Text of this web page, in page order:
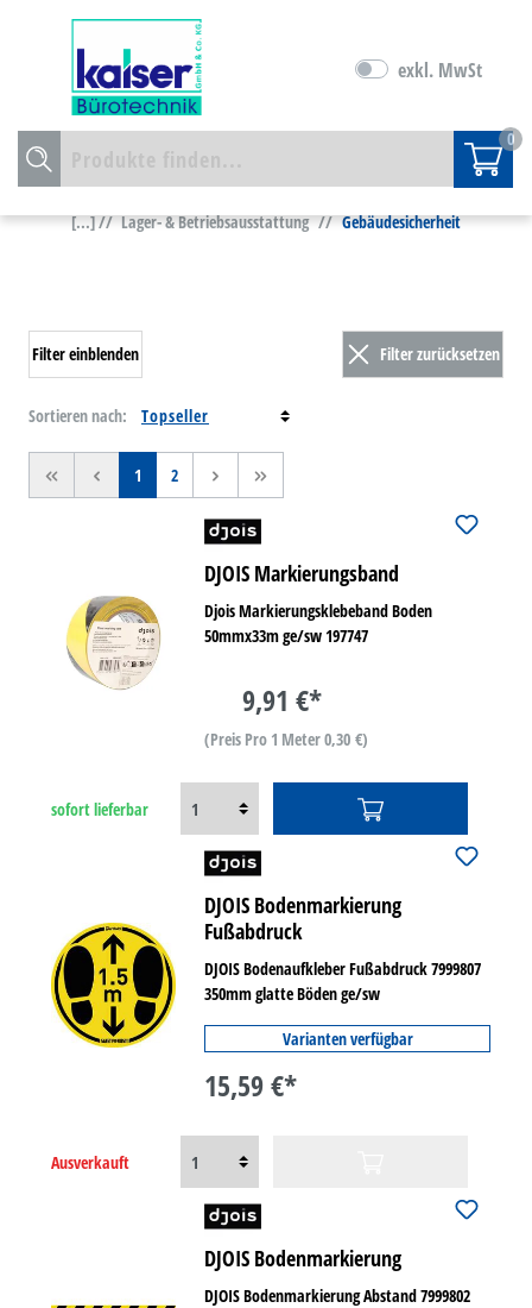
exkl. MwSt
0
[...] //Lager- & Betriebsausstattung // Gebäudesicherheit
Filter einblenden Filter zurücksetzen
Sortieren nach:
<< < 1 2 > >>
DJOIS Markierungsband
Djois Markierungsklebeband Boden
50mmx33m ge/sw 197747
9,91 €*
(Preis Pro 1 Meter 0,30 €)
sofort lieferbar
DJOIS Bodenmarkierung
Fußabdruck
DJOIS Bodenaufkleber Fußabdruck 7999807
350mm glatte Böden ge/sw
Varianten verfügbar
15,59 €*
Ausverkauft
DJOIS Bodenmarkierung
DJOIS Bodenmarkierung Abstand 7999802